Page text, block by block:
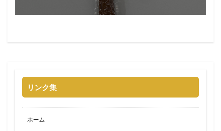
リンク集
ホーム